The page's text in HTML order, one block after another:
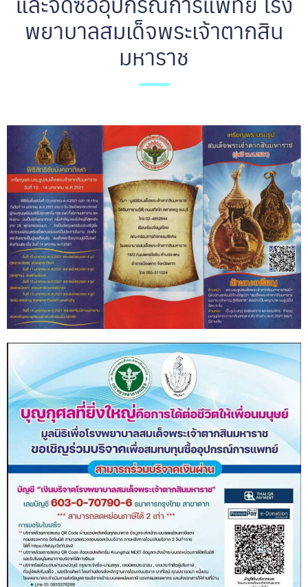
พยาบาลสมเด็จพระเจ้าตากสิน
มหาราช